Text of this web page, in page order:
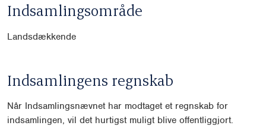
Indsamlingsområde
Landsdækkende
Indsamlingens regnskab
Når Indsamlingsnævnet har modtaget et regnskab for
indsamlingen, vil det hurtigst muligt blive offentliggjort.